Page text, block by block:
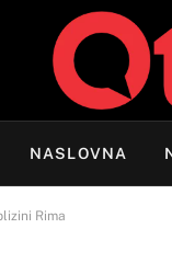
NASLOVNA
Rima